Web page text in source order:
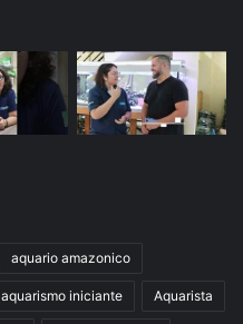
aquario amazonico
aquarismo iniciante Aquarista